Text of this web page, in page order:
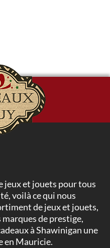
jeux et jouets pour tous
voilà ce qui nous
de jeux et jouets,
de prestige,
à Shawinigan une
en Mauricie.